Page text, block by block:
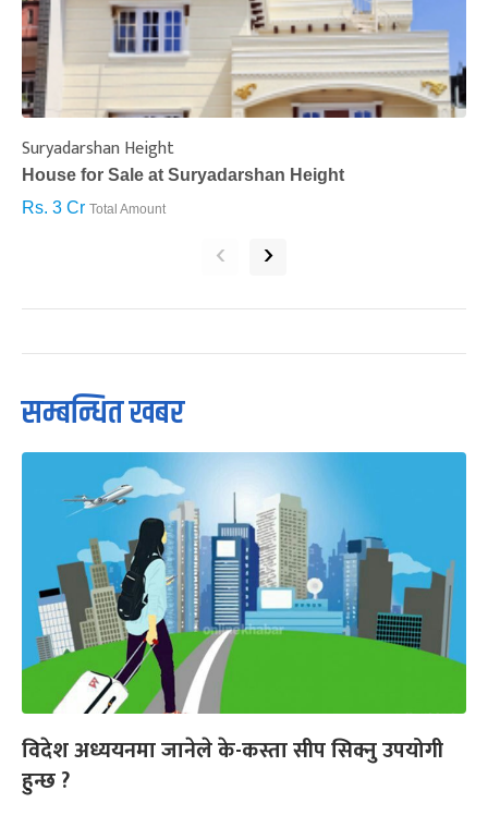
Suryadarshan Height
House for Sale at Suryadarshan Height
Rs. 3 Cr Total Amount
‹ ›
सम्बन्धित खबर
विदेश अध्ययनमा जानेले के-कस्ता सीप सिक्नु उपयोगी
हुन्छ ?